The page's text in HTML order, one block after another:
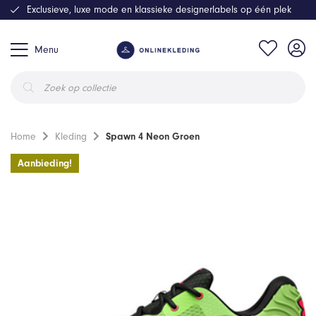
Menu
zoeken
Exclusieve, luxe mode en klassieke designerlabels op één plek
Home Kleding Spawn 4 Neon Groen
Aanbieding!